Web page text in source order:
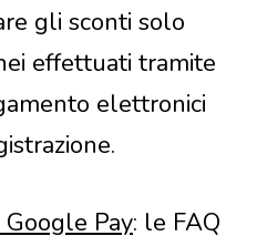
gli sconti solo
effettuati tramite
elettronici
Pay: le FAQ